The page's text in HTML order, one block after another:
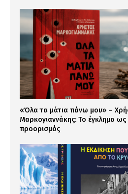
«Όλα τα μάτια πάνω μου» –
Μαρκογιαννάκης: Το έγκλημα ως
προορισμός